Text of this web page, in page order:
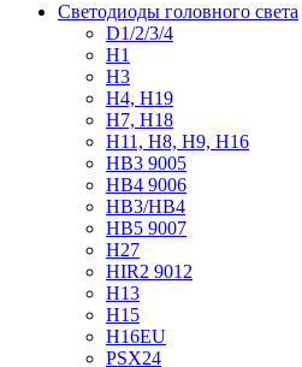
Светодиоды головного света
D1/2/3/4
H1
H3
H4, H19
H7, H18
H11, H8, H9, H16
HB3 9005
HB4 9006
HB3/HB4
HB5 9007
H27
HIR2 9012
H13
H15
H16EU
PSX24